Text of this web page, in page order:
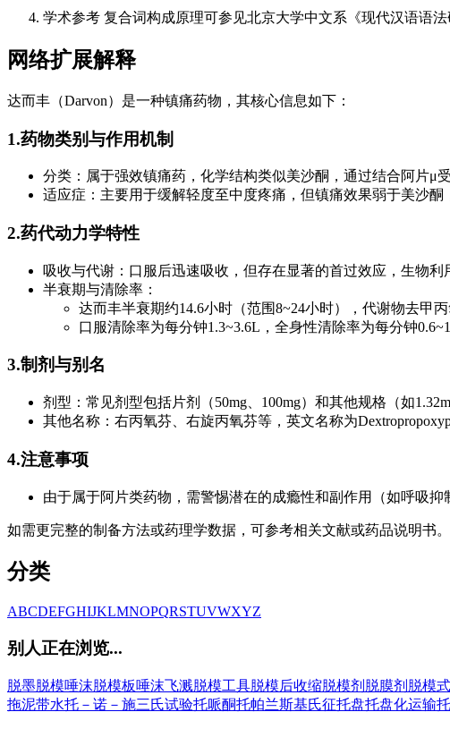
学术参考 复合词构成原理可参见北京大学中文系《现代汉语语
网络扩展解释
达而丰（Darvon）是一种镇痛药物，其核心信息如下：
1.药物类别与作用机制
分类：属于强效镇痛药，化学结构类似美沙酮，通过结合阿片μ
适应症：主要用于缓解轻度至中度疼痛，但镇痛效果弱于美沙酮
2.药代动力学特性
吸收与代谢：口服后迅速吸收，但存在显著的首过效应，生物
半衰期与清除率：
达而丰半衰期约14.6小时（范围8~24小时），代谢物去甲
口服清除率为每分钟1.3~3.6L，全身性清除率为每分钟
3.制剂与别名
剂型：常见剂型包括片剂（50mg、100mg）和其他规格（如
其他名称：右丙氧芬、右旋丙氧芬等，英文名称为
4.注意事项
由于属于阿片类药物，需警惕潜在的成瘾性和副作用（如呼吸抑
如需更完整的制备方法或药理学数据，可参考相关文献或药品说明书。
分类
ABCDEFGHIJKLMNOPQRSTUVWXYZ
别人正在浏览...
脱墨脱模唾沫脱模板唾沫飞溅脱模工具脱模后收缩脱模剂 脱膜剂 脱模
拖泥带水托－诺－施三氏试验托哌酮托帕兰斯基氏征托盘托盘化运输